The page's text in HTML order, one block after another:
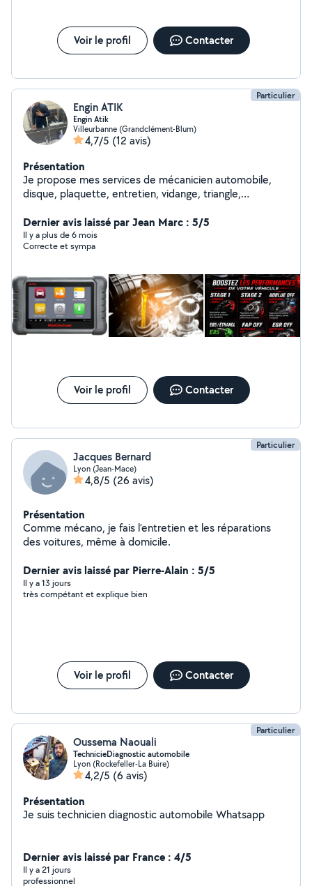
Voir le profil Contacter
Particulier
Engin ATIK
Engin Atik
Villeurbanne (Grandclément-Blum)
4,7/5 (12 avis)
Présentation
Je propose mes services de mécanicien automobile,
disque, plaquette, entretien, vidange, triangle,
optimisation de votre moteur, problème lié au fap,
vanne egr... Snap : yozgatlii_69
Dernier avis laissé par Jean Marc : 5/5
Il y a plus de 6 mois
Correcte et sympa
Voir le profil Contacter
Particulier
Jacques Bernard
Lyon (Jean-Mace)
4,8/5 (26 avis)
Présentation
Comme mécano, je fais l’entretien et les réparations
des voitures, même à domicile.
Dernier avis laissé par Pierre-Alain : 5/5
Il y a 13 jours
très compétant et explique bien
Voir le profil Contacter
Particulier
Oussema Naouali
TechnicieDiagnostic automobile
Lyon (Rockefeller-La Buire)
4,2/5 (6 avis)
Présentation
Je suis technicien diagnostic automobile Whatsapp
Dernier avis laissé par France : 4/5
Il y a 21 jours
professionnel